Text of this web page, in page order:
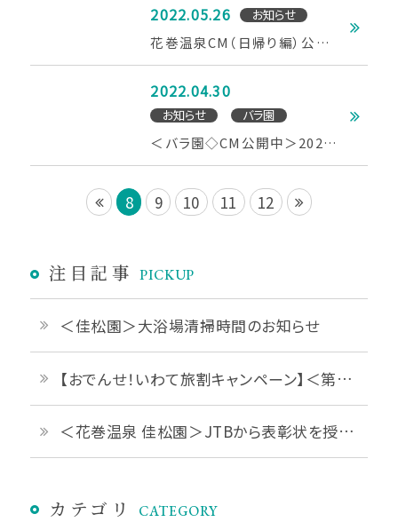
2022.05.26 お知らせ
花巻温泉CM（日帰り編）公開
中！
2022.04.30
お知らせ バラ園
＜バラ園◇CM公開中＞2022
年バラの見頃シーズン1がやっ
てくる☆新エリアも誕生！
8 9 10 11 12
注目記事 PICKUP
＜佳松園＞大浴場清掃時間のお知らせ
【おでんせ！いわて旅割キャンペーン】＜第1弾 2026年6月1日予約開始＞
＜花巻温泉 佳松園＞JTBから表彰状を授与されました
カテゴリ CATEGORY